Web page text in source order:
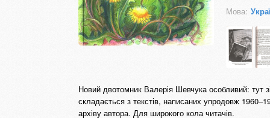
Мова:
Новий двотомник Валерія Шевчука особливий: тут
складається з текстів, написаних упродовж
архіву автора. Для широкого кола читачів.